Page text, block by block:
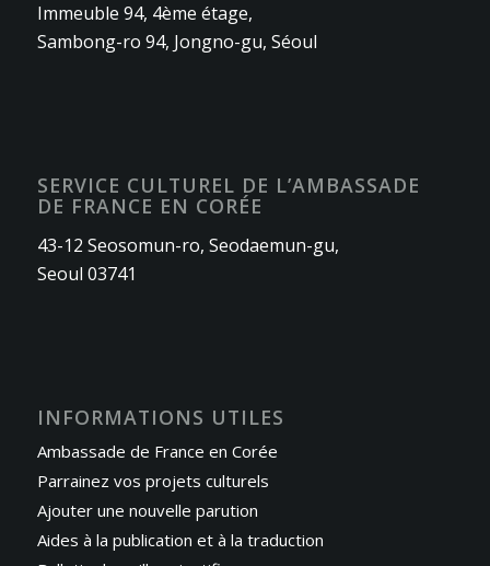
Immeuble 94, 4ème étage,
Sambong-ro 94, Jongno-gu, Séoul
SERVICE CULTUREL DE L’AMBASSADE
DE FRANCE EN CORÉE
43-12 Seosomun-ro, Seodaemun-gu,
Seoul 03741
INFORMATIONS UTILES
Ambassade de France en Corée
Parrainez vos projets culturels
Ajouter une nouvelle parution
Aides à la publication et à la traduction